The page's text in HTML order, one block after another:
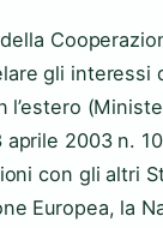
gli interessi
l’estero
2003 n.
con gli altri
Europea, la